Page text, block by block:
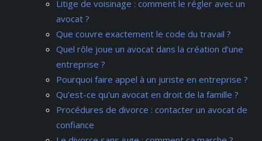
Litige de voisinage : comment le régler avec un
avocat ?
Que couvre exactement le code du travail ?
Quel rôle joue un avocat dans la création d’une
entreprise ?
Pourquoi faire appel à un juriste en entreprise ?
Qu’est-ce qu’un avocat en droit de la famille ?
Procédures de divorce : contacter un avocat de
confiance